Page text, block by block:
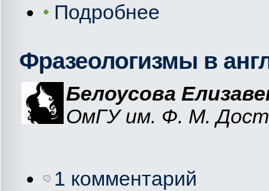
Подробнее
Фразеологизмы в
Белоусова
ОмГУ им. Ф. М.
1 комментарий